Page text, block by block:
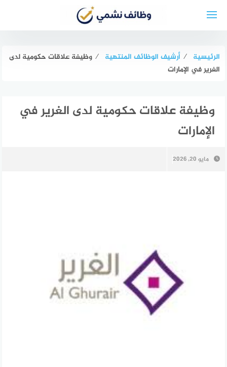
الرئيسية ⁄ أرشيف الوظائف المنتهية ⁄ وظيفة علاقات حكومية لدى
الغرير في الإمارات
وظيفة علاقات حكومية لدى الغرير في
الإمارات
مايو 20, 2026